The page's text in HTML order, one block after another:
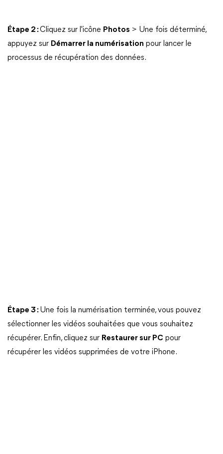
Étape 2 :Cliquez sur l'icône Photos > Une fois déterminé,
appuyez sur Démarrer la numérisation pour lancer le
processus de récupération des données.
Étape 3 : Une fois la numérisation terminée, vous pouvez
sélectionner les vidéos souhaitées que vous souhaitez
récupérer. Enfin, cliquez sur Restaurer sur PC pour
récupérer les vidéos supprimées de votre iPhone.